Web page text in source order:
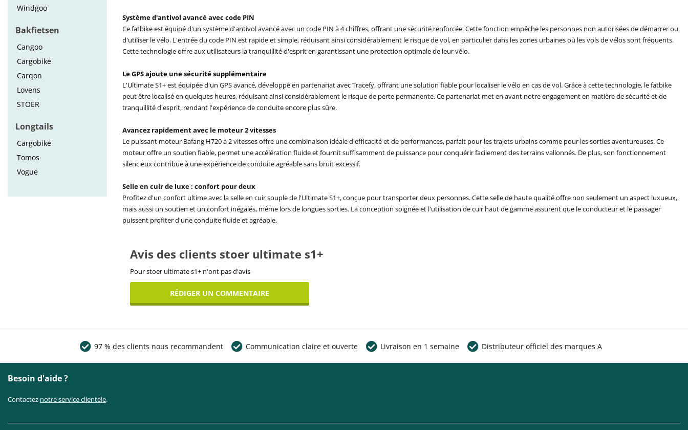
Windgoo
Bakfietsen
Cangoo
Cargobike
Carqon
Lovens
STOER
Longtails
Cargobike
Tomos
Vogue
Système d'antivol avancé avec code PIN
Ce fatbike est équipé d'un système d'antivol avancé avec un code PIN à 4 chiffres, offrant une sécurité renforcée. Cette fonction empêche les personnes non autorisées de démarrer ou
d'utiliser le vélo. L'entrée du code PIN est rapide et simple, réduisant ainsi considérablement le risque de vol, en particulier dans les zones urbaines où les vols de vélos sont fréquents.
Cette technologie offre aux utilisateurs la tranquillité d'esprit en garantissant une protection optimale de leur vélo.
Le GPS ajoute une sécurité supplémentaire
L'Ultimate S1+ est équipée d'un GPS avancé, développé en partenariat avec Tracefy, offrant une solution fiable pour localiser le vélo en cas de vol. Grâce à cette technologie, le fatbike
peut être localisé en quelques heures, réduisant ainsi considérablement le risque de perte permanente. Ce partenariat met en avant notre engagement en matière de sécurité et de
tranquillité d'esprit, rendant l'expérience de conduite encore plus sûre.
Avancez rapidement avec le moteur 2 vitesses
Le puissant moteur Bafang H720 à 2 vitesses offre une combinaison idéale d'efficacité et de performances, parfait pour les trajets urbains comme pour les sorties aventureuses. Ce
moteur offre un soutien fiable, permet une accélération fluide et fournit suffisamment de puissance pour conquérir facilement des terrains vallonnés. De plus, son fonctionnement
silencieux contribue à une expérience de conduite agréable sans bruit excessif.
Selle en cuir de luxe : confort pour deux
Profitez d'un confort ultime avec la selle en cuir souple de l'Ultimate S1+, conçue pour transporter deux personnes. Cette selle de haute qualité offre non seulement un aspect luxueux,
mais aussi un soutien et un confort inégalés, même lors de longues sorties. La conception soignée et l'utilisation de cuir haut de gamme assurent que le conducteur et le passager
puissent profiter d'une conduite fluide et agréable.
Avis des clients stoer ultimate s1+
Pour stoer ultimate s1+ n'ont pas d'avis
RÉDIGER UN COMMENTAIRE
97 % des clients nous recommandent Communication claire et ouverte Livraison en 1 semaine Distributeur officiel des marques A
Besoin d'aide ?
Contactez notre service clientèle.